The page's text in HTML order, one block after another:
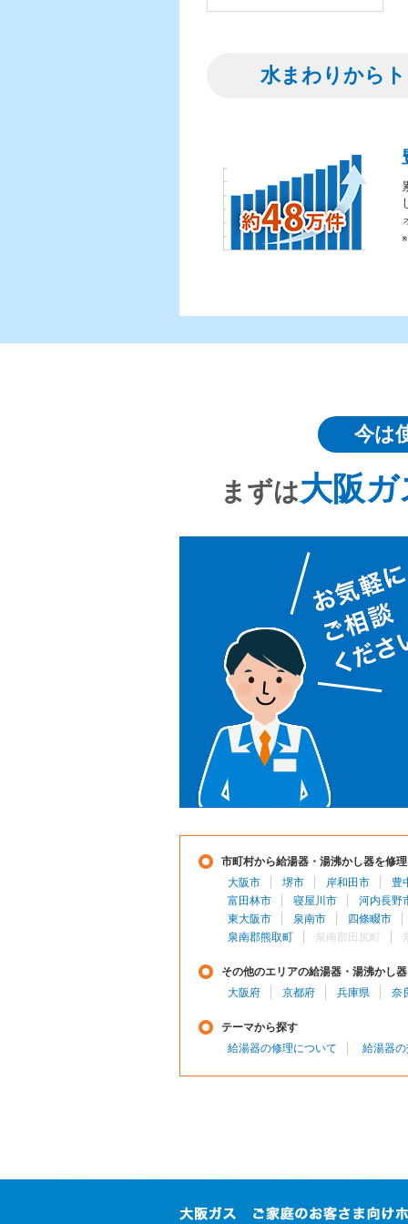
水まわりから
今は
まずは大阪
市町村から給湯器・湯沸かし器を修
大阪市
堺市 岸和田市
豊
富田林市
寝屋川市
河内長野
東大阪市
泉南市
四條畷市
泉南郡熊取町
泉南郡田尻町
その他のエリアの給湯器・湯沸かし
大阪府
京都府 兵庫県 奈
テーマから探す
給湯器の修理について
給湯器